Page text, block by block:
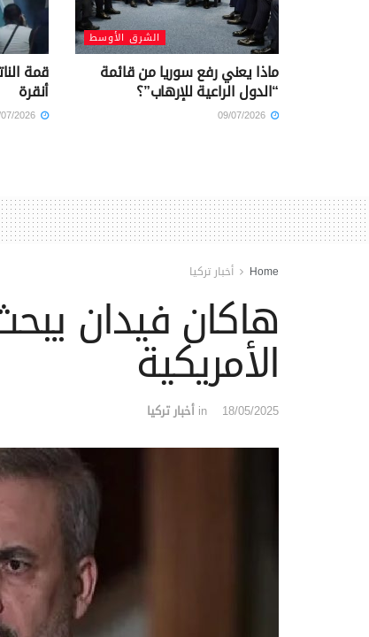
الشرق الأوسط
ماذا يعني رفع سوريا من قائمة
“الدول الراعية للإرهاب”؟
قمة
أنقرة
Home أخبار تركيا
هاكان فيدان
الأمريكية
18/05/2025
in أخبار تركيا